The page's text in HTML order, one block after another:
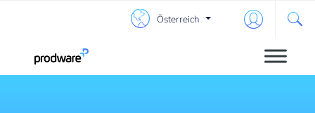
Österreich